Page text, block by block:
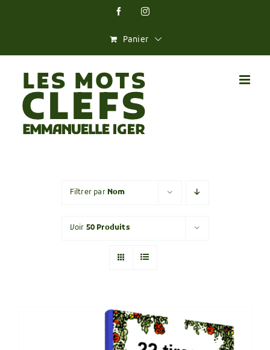
FacebookInstagram
Panier
Filtrer par Nom
Voir 50 Produits